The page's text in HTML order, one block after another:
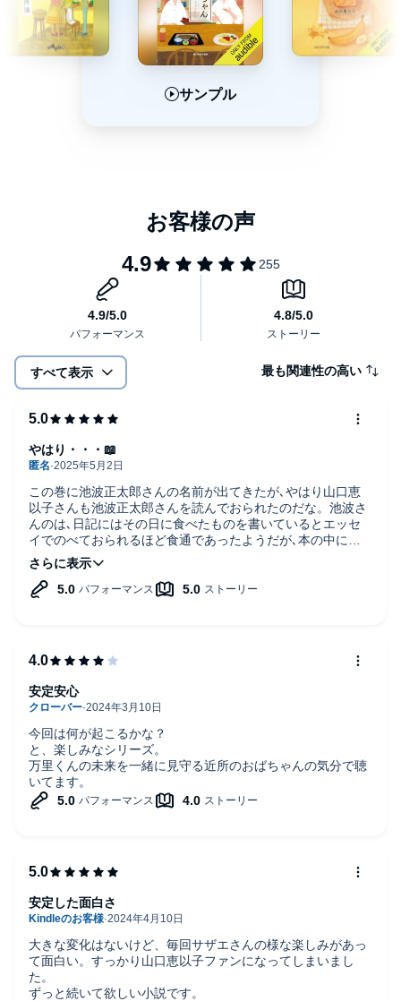
サンプル
すべて表示 最も関連性の高い
この巻に池波正太郎さんの名前が出てきたが､やはり山口恵
以子さんも池波正太郎さんを読んでおられたのだな。池波さ
んのは､日記にはその日に食べたものを書いているとエッセ
イでのべておられるほど食通であったようだが､本の中に出
てくる江戸の食べ物を現代の食材で作るのは大変難しいとの
こと。しかし､この「食堂のおばちゃん」に出てくるのは現
代の食べ物で､あれもこれも､どれもそれも作ってみたくな
やはり・・・📖
今回は何が起こるかな？
と、楽しみなシリーズ。
万里くんの未来を一緒に見守る近所のおばちゃんの気分で聴
いてます。
安定安心
大きな変化はないけど、毎回サザエさんの様な楽しみがあっ
て面白い。すっかり山口恵以子ファンになってしまいまし
た。
ずっと続いて欲しい小説です。
安定した面白さ